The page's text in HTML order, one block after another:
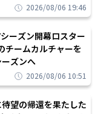
2026/08/06 19:46
ーズン開幕ロスター
チームカルチャーを
ズンへ
2026/08/06 10:51
望の帰還を果たした